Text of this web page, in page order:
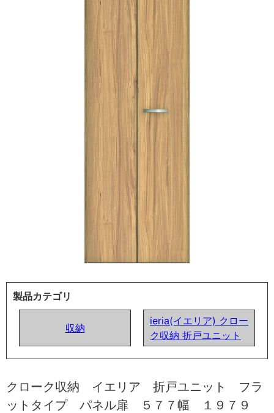
製品カテゴリ
収納
ieria(イエリア) クロー
ク収納 折戸ユニット
クローク収納 イエリア 折戸ユニット フラ
ットタイプ パネル扉 ５７７幅 １９７９